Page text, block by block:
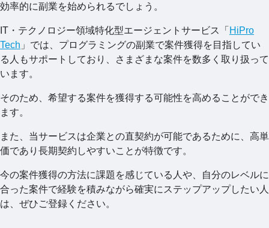
効率的に副業を始められるでしょう。
IT・テクノロジー領域特化型エージェントサービス「 HiPro
Tech 」では、プログラミングの副業で案件獲得を目指してい
る人もサポートしており、さまざまな案件を数多く取り扱って
います。
そのため、希望する案件を獲得する可能性を高めることができ
ます。
また、当サービスは企業との直契約が可能であるために、高単
価であり長期契約しやすいことが特徴です。
今の案件獲得の方法に課題を感じている人や、自分のレベルに
合った案件で経験を積みながら確実にステップアップしたい人
は、ぜひご登録ください。